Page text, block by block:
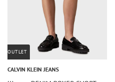
OUTLET
CALVIN KLEIN JEANS